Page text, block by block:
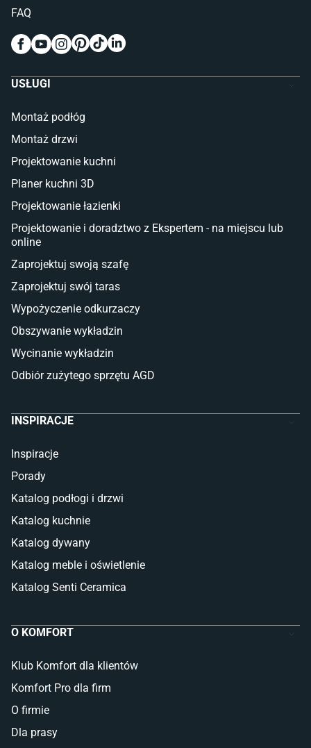
Pokój dziecięcy
Meble do pokoju dziecięcego
Komody dla dzieci
Łóżka dla dziecka (młodzieżowe)
Taras i balkon
Sztuczna trawa miękka
Koce i pledy
Płytki na balkon
Lampy stojące LED
Płytki
Płytki Cersanit
Płytki wielkoformatowe
Glazura
Płytki marmurowe
FAQ
USŁUGI
Montaż podłóg
Montaż drzwi
Projektowanie kuchni
Planer kuchni 3D
Projektowanie łazienki
Projektowanie i doradztwo z Ekspertem - na miejscu lub
online
Zaprojektuj swoją szafę
Zaprojektuj swój taras
Wypożyczenie odkurzaczy
Obszywanie wykładzin
Wycinanie wykładzin
Odbiór zużytego sprzętu AGD
INSPIRACJE
Inspiracje
Porady
Katalog podłogi i drzwi
Katalog kuchnie
Katalog dywany
Katalog meble i oświetlenie
Katalog Senti Ceramica
O KOMFORT
Klub Komfort dla klientów
Komfort Pro dla firm
O firmie
Dla prasy